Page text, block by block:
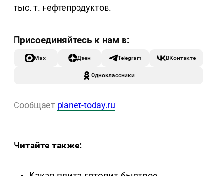
тыс. т. нефтепродуктов.
Max Дзен Telegram ВКонтакте
Одноклассники
Сообщает planet-today.ru
Читайте также: